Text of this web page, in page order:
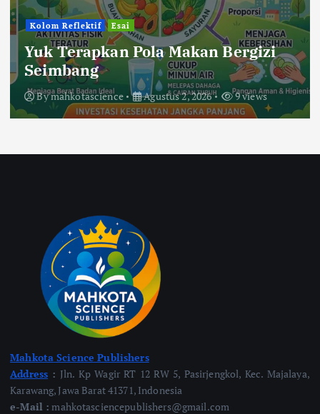
Kolom Reflektif Esai
Yuk Terapkan Pola Makan Bergizi
Seimbang
Bymahkotascience Agustus 2, 2026 9 views
Mahkota Science Publishers
Address : Jln. Kp Wagir RT 12 RW 5, Pasirjengkol, Kec. Majalaya,
Karawang, Jawa Barat 41371, Indonesia
e-Mail : mahkotasciencepublishers@gmail.com